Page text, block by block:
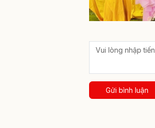
Gửi bình luận